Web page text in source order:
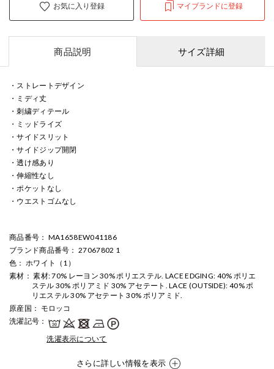
お気に入り登録 マイブランドに登録
商品説明 サイズ詳細
・ストレートデザイン
・ミディ丈
・刺繍ディテール
・ミッドライズ
・サイドスリット
・サイドジップ開閉
・透け感あり
・伸縮性なし
・ポケットなし
・ウエストゴムなし
商品番号 ： MA1658EW041186
ブランド商品番号 ： 27067802 1
色 ： ホワイト（1）
素材 ： 素材: 70% レーヨン 30% ポリエステル. LACE EDGING: 40% ポリエ
ステル 30% ポリアミド 30% アセテート. LACE (OUTSIDE): 40% ポ
リエステル 30% アセテート 30% ポリアミド.
原産国 ： モロッコ
洗濯記号 ：
洗濯表示について
さらに詳しい情報を表示